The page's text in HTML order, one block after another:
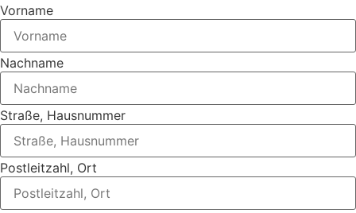
Vorname
Nachname
Straße, Hausnummer
Postleitzahl, Ort